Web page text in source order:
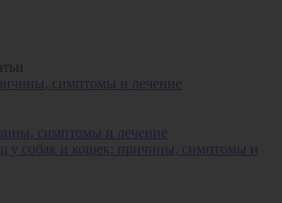
симптомы и лечение